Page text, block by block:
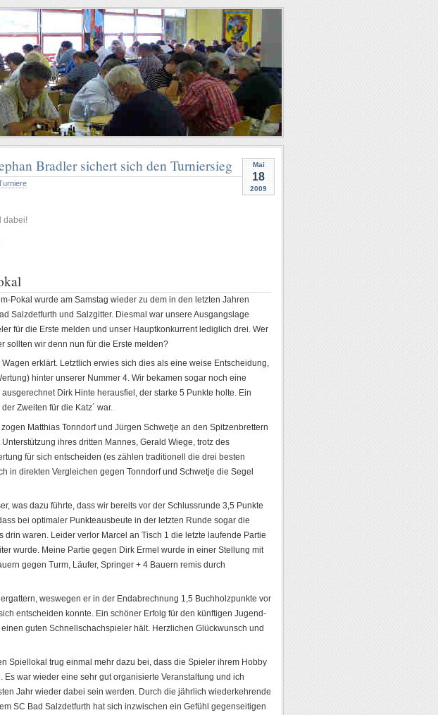
Mai
18
2009
Bradler sichert sich den Turniersieg
dabei!
Pokal wurde am Samstag wieder zu dem in den letzten Jahren
Salzdetfurth und Salzgitter. Diesmal war unsere Ausgangslage
für die Erste melden und unser Hauptkonkurrent lediglich drei. Wer
sollten wir denn nun für die Erste melden?
erklärt. Letztlich erwies sich dies als eine weise Entscheidung,
hinter unserer Nummer 4. Wir bekamen sogar noch eine
Dirk Hinte herausfiel, der starke 5 Punkte holte. Ein
Zweiten für die Katz´ war.
Matthias Tonndorf und Jürgen Schwetje an den Spitzenbrettern
ihres dritten Mannes, Gerald Wiege, trotz des
für sich entscheiden (es zählen traditionell die drei besten
in direkten Vergleichen gegen Tonndorf und Schwetje die Segel
was dazu führte, dass wir bereits vor der Schlussrunde 3,5 Punkte
bei optimaler Punkteausbeute in der letzten Runde sogar die
waren. Leider verlor Marcel an Tisch 1 die letzte laufende Partie
wurde. Meine Partie gegen Dirk Ermel wurde in einer Stellung mit
gegen Turm, Läufer, Springer + 4 Bauern remis durch
weswegen er in der Endabrechnung 1,5 Buchholzpunkte vor
entscheiden konnte. Ein schöner Erfolg für den künftigen Jugend-
guten Schnellschachspieler hält. Herzlichen Glückwunsch und
Spiellokal trug einmal mehr dazu bei, dass die Spieler ihrem Hobby
war wieder eine sehr gut organisierte Veranstaltung und ich
Jahr wieder dabei sein werden. Durch die jährlich wiederkehrende
SC Bad Salzdetfurth hat sich inzwischen ein Gefühl gegenseitigen